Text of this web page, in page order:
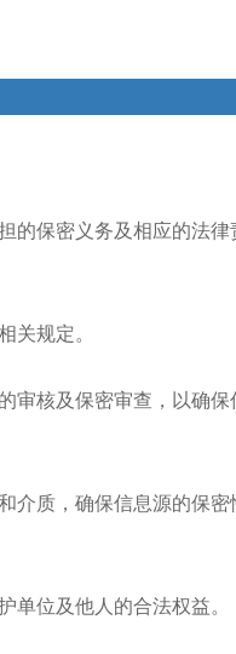
的保密义务及相应的法律
规定。
审核及保密审查，以确保
介质，确保信息源的保密
位及他人的合法权益。